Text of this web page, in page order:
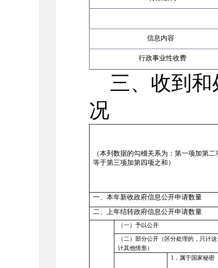
信息内容
行政事业性收费
三、收到
况
（本列数据的勾稽关系为：第一项加第二
等于第三项加第四项之和）
一、本年新收政府信息公开申请数量
二、上年结转政府信息公开申请数量
（一）予以公开
（二）部分公开（区分处理的，只计
计其他情形）
1 ．属于国家秘密